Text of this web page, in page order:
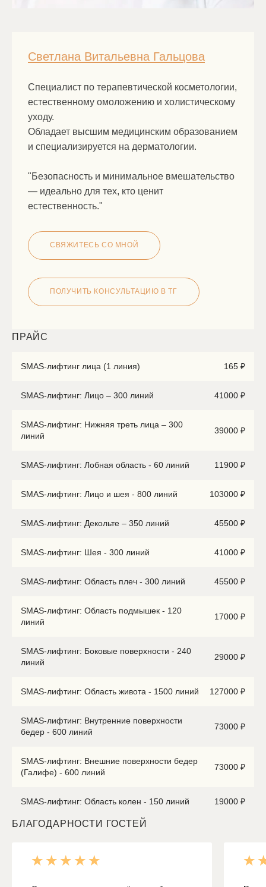
Светлана Витальевна Гальцова
Специалист по терапевтической косметологии,
естественному омоложению и холистическому
уходу.
Обладает высшим медицинским образованием
и специализируется на дерматологии.
"Безопасность и минимальное вмешательство
— идеально для тех, кто ценит
естественность."
СВЯЖИТЕСЬ СО МНОЙ
ПОЛУЧИТЬ КОНСУЛЬТАЦИЮ В ТГ
ПРАЙС
SMAS-лифтинг лица (1 линия) 165 ₽
SMAS-лифтинг: Лицо – 300 линий 41000 ₽
SMAS-лифтинг: Нижняя треть лица – 300
линий
39000 ₽
SMAS-лифтинг: Лобная область - 60 линий 11900 ₽
SMAS-лифтинг: Лицо и шея - 800 линий 103000 ₽
SMAS-лифтинг: Декольте – 350 линий 45500 ₽
SMAS-лифтинг: Шея - 300 линий 41000 ₽
SMAS-лифтинг: Область плеч - 300 линий 45500 ₽
SMAS-лифтинг: Область подмышек - 120
линий
17000 ₽
SMAS-лифтинг: Боковые поверхности - 240
линий
29000 ₽
SMAS-лифтинг: Область живота - 1500 линий 127000 ₽
SMAS-лифтинг: Внутренние поверхности
бедер - 600 линий
73000 ₽
SMAS-лифтинг: Внешние поверхности бедер
(Галифе) - 600 линий
73000 ₽
SMAS-лифтинг: Область колен - 150 линий 19000 ₽
БЛАГОДАРНОСТИ ГОСТЕЙ